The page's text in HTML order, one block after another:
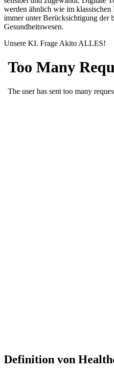
werden ähnlich wie im klassischen
immer unter Berücksichtigung der
Gesundheitswesen.
Unsere KI. Frage Akito ALLES!
Definition von